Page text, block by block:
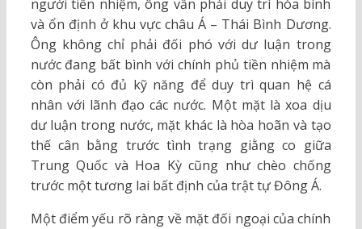
người tiền nhiệm, ông vẫn phải duy trì hòa bình
và ổn định ở khu vực châu Á – Thái Bình Dương.
Ông không chỉ phải đối phó với dư luận trong
nước đang bất bình với chính phủ tiền nhiệm mà
còn phải có đủ kỹ năng để duy trì quan hệ cá
nhân với lãnh đạo các nước. Một mặt là xoa dịu
dư luận trong nước, mặt khác là hòa hoãn và tạo
thế cân bằng trước tình trạng giằng co giữa
Trung Quốc và Hoa Kỳ cũng như chèo chống
trước một tương lai bất định của trật tự Đông Á.
Một điểm yếu rõ ràng về mặt đối ngoại của chính